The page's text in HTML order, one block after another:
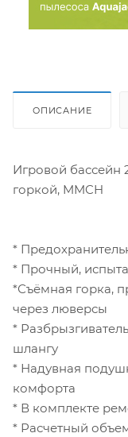
ОПИСАНИЕ
Игровой бассейн
горкой, MMCH
*
* Прочный,
*Съёмная горка,
через люверсы
*
шлангу
* Надувная
комфорта
* В комплекте
* Расчетный